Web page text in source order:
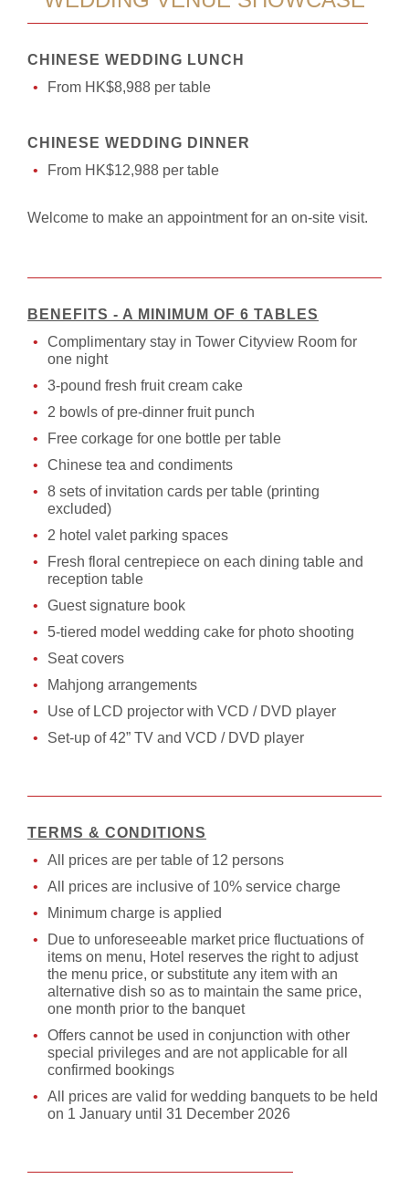
CHINESE WEDDING LUNCH
From HK$8,988 per table
CHINESE WEDDING DINNER
From HK$12,988 per table
Welcome to make an appointment for an on-site visit.
BENEFITS - A MINIMUM OF 6 TABLES
Complimentary stay in Tower Cityview Room for
one night
3-pound fresh fruit cream cake
2 bowls of pre-dinner fruit punch
Free corkage for one bottle per table
Chinese tea and condiments
8 sets of invitation cards per table (printing
excluded)
2 hotel valet parking spaces
Fresh floral centrepiece on each dining table and
reception table
Guest signature book
5-tiered model wedding cake for photo shooting
Seat covers
Mahjong arrangements
Use of LCD projector with VCD / DVD player
Set-up of 42” TV and VCD / DVD player
TERMS & CONDITIONS
All prices are per table of 12 persons
All prices are inclusive of 10% service charge
Minimum charge is applied
Due to unforeseeable market price fluctuations of
items on menu, Hotel reserves the right to adjust
the menu price, or substitute any item with an
alternative dish so as to maintain the same price,
one month prior to the banquet
Offers cannot be used in conjunction with other
special privileges and are not applicable for all
confirmed bookings
All prices are valid for wedding banquets to be held
on 1 January until 31 December 2026